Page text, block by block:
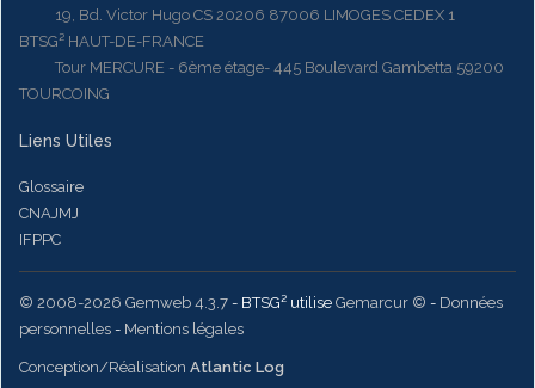
19, Bd. Victor Hugo CS 20206 87006 LIMOGES CEDEX 1
BTSG² HAUT-DE-FRANCE
Tour MERCURE - 6ème étage- 445 Boulevard Gambetta 59200
TOURCOING
Liens Utiles
Glossaire
CNAJMJ
IFPPC
© 2008-2026 Gemweb 4.3.7 - BTSG² utilise Gemarcur © - Données
personnelles - Mentions légales
Conception/Réalisation Atlantic Log